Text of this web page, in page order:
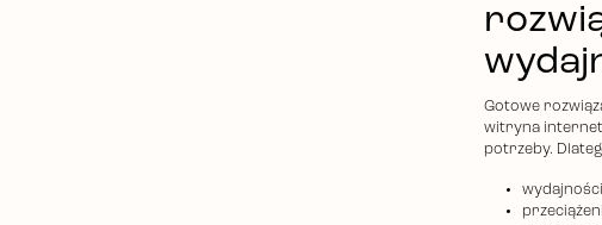
Gotowe
witryna
potrzeby.